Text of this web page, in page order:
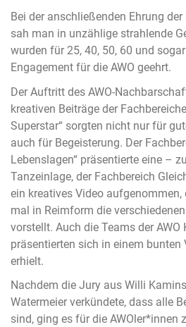
Bei der anschließenden Ehrung
sah man in unzählige strahlende
wurden für 25, 40, 50, 60 und
Engagement für die AWO geehrt.
Der Auftritt des AWO-
kreativen Beiträge der
Superstar“ sorgten nicht nur für
auch für Begeisterung. Der
Lebenslagen“ präsentierte eine –
Tanzeinlage, der Fachbereich
ein kreatives Video
mal in Reimform die
vorstellt. Auch die Teams der AWO
präsentierten sich in einem bunten
erhielt.
Nachdem die Jury aus Willi
Watermeier verkündete, dass alle
sind, ging es für die AWOler*innen